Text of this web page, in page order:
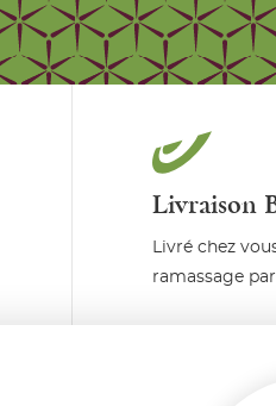
Livraison
Livré chez
ramassage